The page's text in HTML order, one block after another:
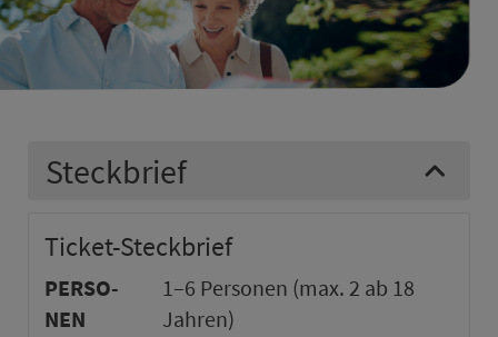
Steckbrief
Ticket-Steck­brief
PER­SO­
NEN
1–6 Per­so­nen (max. 2 ab 18
Jahren)